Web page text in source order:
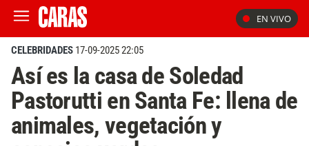
EN VIVO
CELEBRIDADES 17-09-2025 22:05
Así es la casa de Soledad
Pastorutti en Santa Fe: llena de
animales, vegetación y